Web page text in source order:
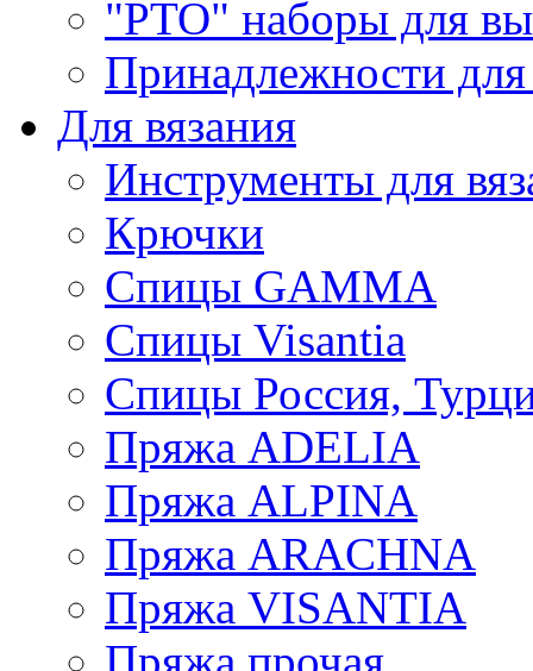
"РТО" наборы для
Принадлежности
Для вязания
Инструменты для
Крючки
Спицы GAMMA
Спицы Visantia
Спицы Россия,
Пряжа ADELIA
Пряжа ALPINA
Пряжа ARACHNA
Пряжа VISANTIA
Пряжа прочая